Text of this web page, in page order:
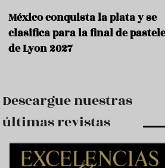
México conquista la plata y se
clasifica para la final de
de Lyon 2027
Descargue nuestras
últimas revistas